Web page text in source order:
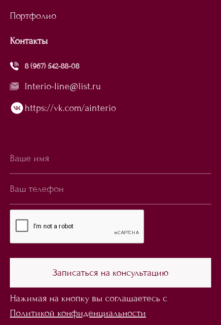
Портфолио
Нажимая на кнопку вы соглашаетесь с
Политикой конфиденциальности
Контакты
8 (967) 542-88-08
Interio-line@list.ru
https://vk.com/ainterio